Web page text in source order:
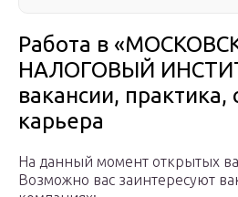
Работа в
НАЛОГОВЫЙ
вакансии, практика,
карьера
На данный момент открытых
Возможно вас заинтересуют